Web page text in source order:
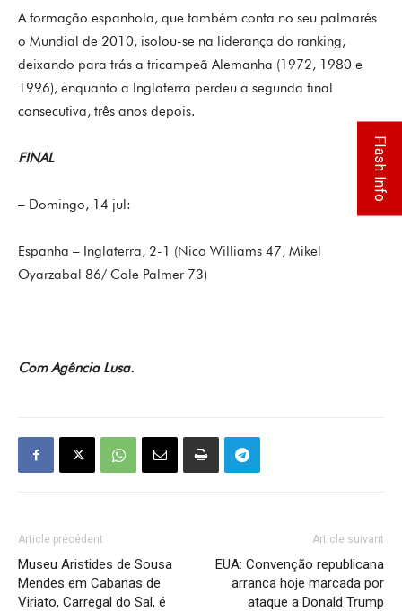
A formação espanhola, que também conta no seu palmarés
o Mundial de 2010, isolou-se na liderança do ranking,
deixando para trás a tricampeã Alemanha (1972, 1980 e
1996), enquanto a Inglaterra perdeu a segunda final
consecutiva, três anos depois.
FINAL
– Domingo, 14 jul:
Espanha – Inglaterra, 2-1 (Nico Williams 47, Mikel
Oyarzabal 86/ Cole Palmer 73)
Com Agência Lusa.
Article précédent
Museu Aristides de Sousa
Mendes em Cabanas de
Viriato, Carregal do Sal, é
Article suivant
EUA: Convenção republicana
arranca hoje marcada por
ataque a Donald Trump
Flash Info